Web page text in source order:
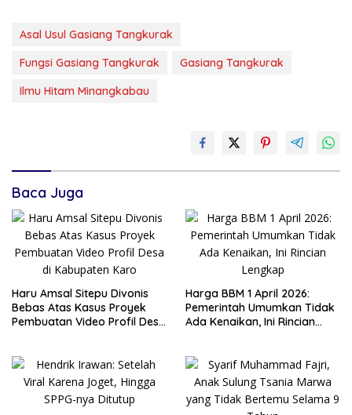
Asal Usul Gasiang Tangkurak
Fungsi Gasiang Tangkurak
Gasiang Tangkurak
Ilmu Hitam Minangkabau
Baca Juga
Haru Amsal Sitepu Divonis
Bebas Atas Kasus Proyek
Pembuatan Video Profil Desa
Harga BBM 1 April 2026:
Pemerintah Umumkan Tidak
Ada Kenaikan, Ini Rincian